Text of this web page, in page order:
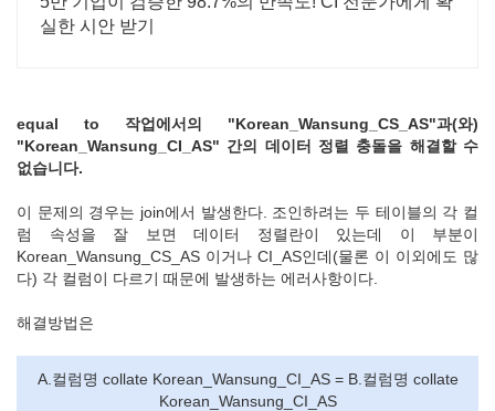
실한 시안 받기
equal to 작업에서의 "Korean_Wansung_CS_AS"과(와)
"Korean_Wansung_CI_AS" 간의 데이터 정렬 충돌을 해결할 수
없습니다.
이 문제의 경우는 join에서 발생한다. 조인하려는 두 테이블의 각 컬
럼 속성을 잘 보면 데이터 정렬란이 있는데 이 부분이
Korean_Wansung_CS_AS 이거나 CI_AS인데(물론 이 이외에도 많
다) 각 컬럼이 다르기 때문에 발생하는 에러사항이다.
해결방법은
A.컬럼명 collate Korean_Wansung_CI_AS = B.컬럼명 collate
Korean_Wansung_CI_AS